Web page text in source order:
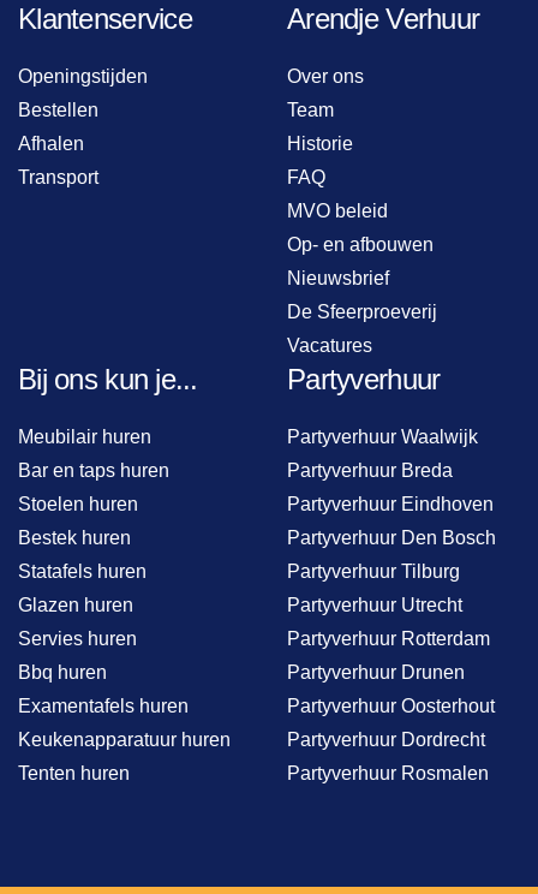
Klantenservice
Openingstijden
Bestellen
Afhalen
Transport
Arendje Verhuur
Over ons
Team
Historie
FAQ
MVO beleid
Op- en afbouwen
Nieuwsbrief
De Sfeerproeverij
Vacatures
Bij ons kun je...
Meubilair huren
Bar en taps huren
Stoelen huren
Bestek huren
Statafels huren
Glazen huren
Servies huren
Bbq huren
Examentafels huren
Keukenapparatuur huren
Tenten huren
Partyverhuur
Partyverhuur Waalwijk
Partyverhuur Breda
Partyverhuur Eindhoven
Partyverhuur Den Bosch
Partyverhuur Tilburg
Partyverhuur Utrecht
Partyverhuur Rotterdam
Partyverhuur Drunen
Partyverhuur Oosterhout
Partyverhuur Dordrecht
Partyverhuur Rosmalen